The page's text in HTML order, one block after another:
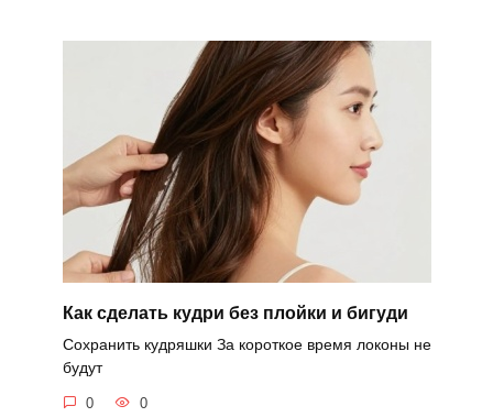
Как сделать кудри без плойки и бигуди
Сохранить кудряшки За короткое время локоны не
будут
0 0